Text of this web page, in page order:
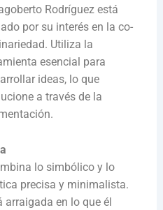
Rodríguez está
por su interés en la co-
Utiliza la
esencial para
ideas, lo que
a través de la
lo simbólico y lo
precisa y minimalista.
en lo que él